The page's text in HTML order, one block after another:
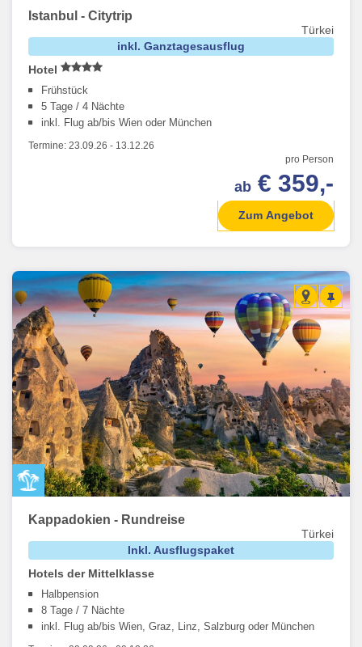
Istanbul - Citytrip
Türkei
inkl. Ganztagesausflug
Hotel
Frühstück
5 Tage / 4 Nächte
inkl. Flug ab/bis Wien oder München
Termine: 23.09.26 - 13.12.26
pro Person
ab € 359,-
Zum Angebot
Kappadokien - Rundreise
Türkei
Inkl. Ausflugspaket
Hotels der Mittelklasse
Halbpension
8 Tage / 7 Nächte
inkl. Flug ab/bis Wien, Graz, Linz, Salzburg oder München